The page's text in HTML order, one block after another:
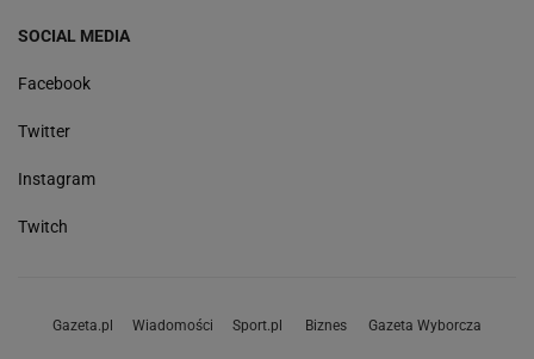
SOCIAL MEDIA
Facebook
Twitter
Instagram
Twitch
Gazeta.pl Wiadomości Sport.pl Biznes Gazeta Wyborcza